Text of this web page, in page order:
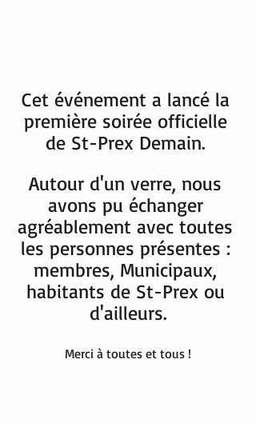
Cet événement a lancé la
première soirée officielle
de St-Prex Demain.
Autour d'un verre, nous
avons pu échanger
agréablement avec toutes
les personnes présentes :
membres, Municipaux,
habitants de St-Prex ou
d'ailleurs.
Merci à toutes et tous !